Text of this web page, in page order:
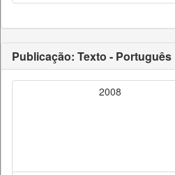
Publicação: Texto - Português
2008